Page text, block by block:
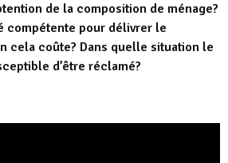
de la composition de ménage?
compétente pour délivrer le
cela coûte? Dans quelle situation le
d’être réclamé?